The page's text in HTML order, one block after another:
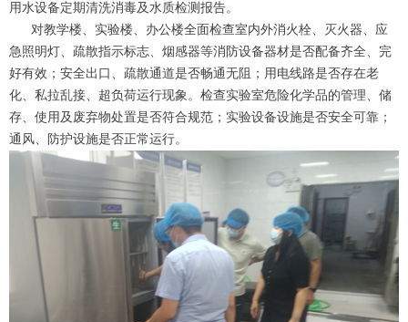
用水设备定期清洗消毒及水质检测报告。
对教学楼、实验楼、办公楼全面检查室内外消火栓、灭火器、应
急照明灯、疏散指示标志、烟感器等消防设备器材是否配备齐全、完
好有效；安全出口、疏散通道是否畅通无阻；用电线路是否存在老
化、私拉乱接、超负荷运行现象。检查实验室危险化学品的管理、储
存、使用及废弃物处置是否符合规范；实验设备设施是否安全可靠；
通风、防护设施是否正常运行。